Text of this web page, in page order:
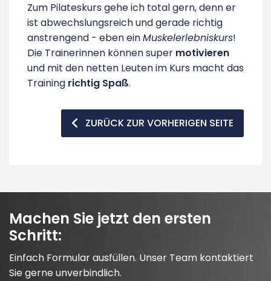
Zum Pilateskurs gehe ich total gern, denn er
ist abwechslungsreich und gerade richtig
anstrengend - eben einMuskelerlebniskurs!
Die Trainerinnen können super motivieren
und mit den netten Leuten im Kurs macht das
Training richtig Spaß.
ZURÜCK ZUR VORHERIGEN SEITE
Machen Sie jetzt den ersten
Schritt:
Einfach Formular ausfüllen. Unser Team kontaktiert
Sie gerne unverbindlich.